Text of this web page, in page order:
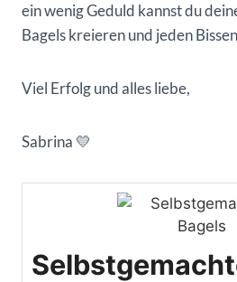
ein wenig Geduld kannst du
Bagels kreieren und jeden
Viel Erfolg und alles liebe,
Sabrina 💛